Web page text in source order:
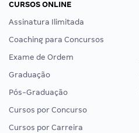
CURSOS ONLINE
Assinatura Ilimitada
Coaching para Concursos
Exame de Ordem
Graduação
Pós-Graduação
Cursos por Concurso
Cursos por Carreira